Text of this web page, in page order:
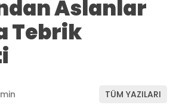
Aslanlar
Tebrik
TÜM YAZILARI